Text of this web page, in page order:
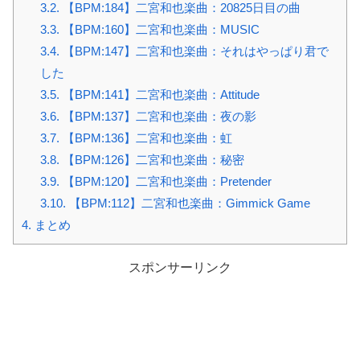
3.2. 【BPM:184】二宮和也楽曲：20825日目の曲
3.3. 【BPM:160】二宮和也楽曲：MUSIC
3.4. 【BPM:147】二宮和也楽曲：それはやっぱり君で
した
3.5. 【BPM:141】二宮和也楽曲：Attitude
3.6. 【BPM:137】二宮和也楽曲：夜の影
3.7. 【BPM:136】二宮和也楽曲：虹
3.8. 【BPM:126】二宮和也楽曲：秘密
3.9. 【BPM:120】二宮和也楽曲：Pretender
3.10. 【BPM:112】二宮和也楽曲：Gimmick Game
4. まとめ
スポンサーリンク